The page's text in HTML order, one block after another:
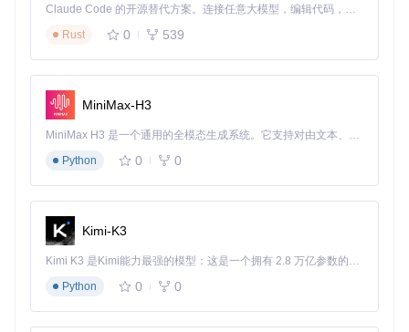
全业务逻辑管理：所有业务逻辑通过Redux实现，增强代码
可维护性和扩展性。
误。
性能优化：使用Fast Image加速图片加载，结合Gesture H
andler提升用户体验。
离线支持：Explore标签页的离线队列功能，让无网时的操
作在恢复网络后自动完成。
Movie Swiper 遵循MIT许可协议，源代码完全开放，欢迎开发
者贡献自己的力量，共同打造更好的电影发现体验。
获取项目并开始探索
按照
选项）。
进入项目目录。
Claude Code 的开源替代方案。连接任意大模型，编辑代码，运行命令，自动验证 — 全自动执行。用 Rust 构建，极致性能。 ｜ An open-source alternative to Claude Code. Connect any LLM, edit code, run commands, and verify changes — autonomously. Built in Rust for speed. Get Started
Rust
0 539
MiniMax-H3
MiniMax H3 是一个通用的全模态生成系统。它支持对由文本、图像、视频和音频组成的多模态上下文进行统一理解，并能生成分辨率高达 2K、时长可达 15 秒的带原生立体声音频的视频。得益于面向任务泛化的系统设计，H3 在预训练阶段就已具备广泛的多模态上下文理解与生成能力，能够出色地执行复杂的多模态指令。
Python
0 0
Kimi-K3
Kimi K3 是Kimi能力最强的模型：这是一个拥有 2.8 万亿参数的混合专家（MoE）模型，具备原生视觉理解能力，并支持 100 万 token 的上下文窗口。
Python
0 0